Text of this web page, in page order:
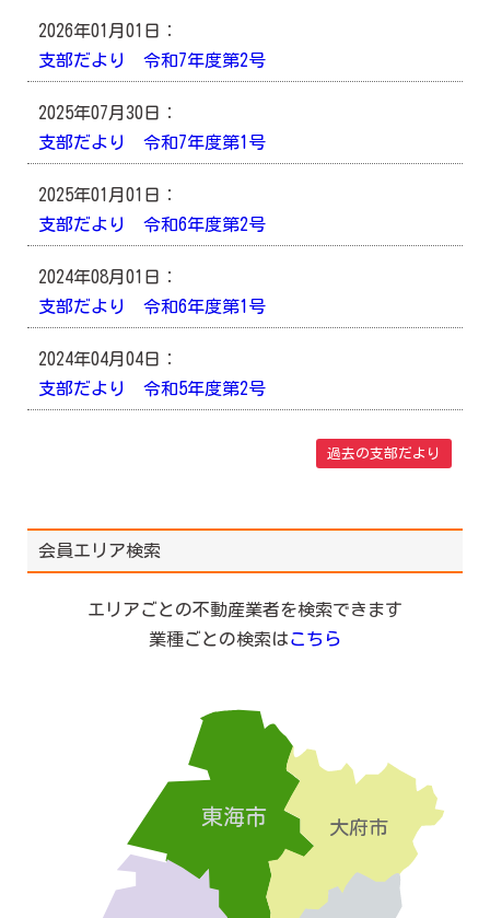
2026年01月01日：
支部だより 令和7年度第2号
2025年07月30日：
支部だより 令和7年度第1号
2025年01月01日：
支部だより 令和6年度第2号
2024年08月01日：
支部だより 令和6年度第1号
2024年04月04日：
支部だより 令和5年度第2号
過去の支部だより
会員エリア検索
エリアごとの不動産業者を検索できます
業種ごとの検索はこちら
東海市
大府市